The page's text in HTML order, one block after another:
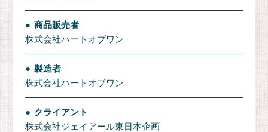
商品販売者
株式会社ハートオブワン
製造者
株式会社ハートオブワン
クライアント
株式会社ジェイアール東日本企画